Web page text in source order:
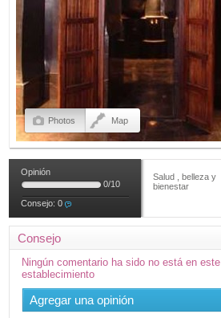
Photos Map
Opinión
0/10
Consejo: 0
Salud , belleza y
bienestar
Consejo
Ningún comentario ha sido no está en este
establecimiento
Agregar una opinión